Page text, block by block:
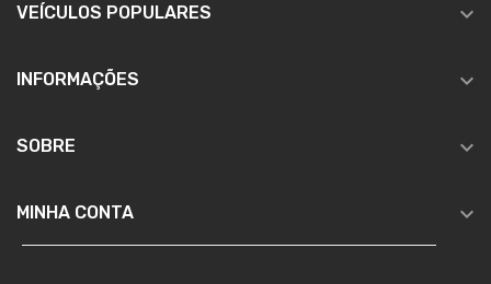
VEÍCULOS POPULARES 
INFORMAÇÕES 
SOBRE 
MINHA CONTA 